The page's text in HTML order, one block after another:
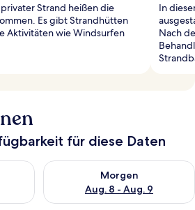
Strand heißen die
Es gibt Strandhütten
Aktivitäten wie Windsurfen
In
Nach
für diese Daten
für heute Nacht, Aug. 7 - Aug. 8.
Morgen
Aug. 8 - Aug. 9
Überprüfe die Verfügbarkeit